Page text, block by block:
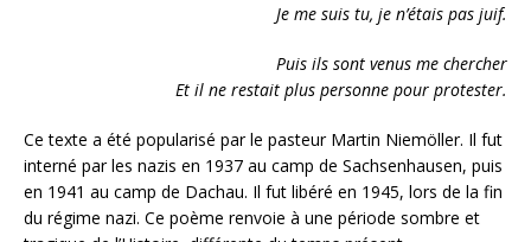
Je me suis tu, je n’étais pas juif.
Puis ils sont venus me chercher
Et il ne restait plus personne pour protester.
Ce texte a été popularisé par le pasteur Martin Niemöller. Il fut
interné par les nazis en 1937 au camp de Sachsenhausen, puis
en 1941 au camp de Dachau. Il fut libéré en 1945, lors de la fin
du régime nazi. Ce poème renvoie à une période sombre et